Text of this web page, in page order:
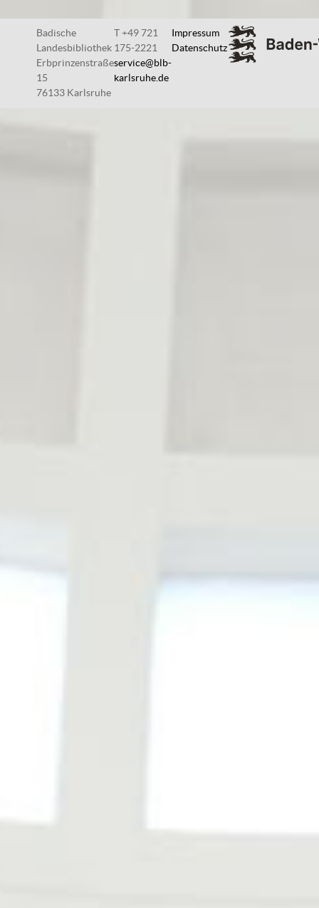
Badische
Landesbibliothek
Erbprinzenstraße
15
76133 Karlsruhe
T +49 721
175-2221
service@blb-
karlsruhe.de
Impressum
Datenschutz